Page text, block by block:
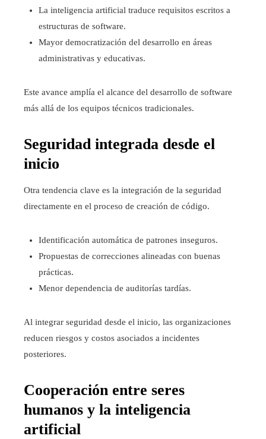
La inteligencia artificial traduce requisitos escritos a
estructuras de software.
Mayor democratización del desarrollo en áreas
administrativas y educativas.
Este avance amplía el alcance del desarrollo de software
más allá de los equipos técnicos tradicionales.
Seguridad integrada desde el
inicio
Otra tendencia clave es la integración de la seguridad
directamente en el proceso de creación de código.
Identificación automática de patrones inseguros.
Propuestas de correcciones alineadas con buenas
prácticas.
Menor dependencia de auditorías tardías.
Al integrar seguridad desde el inicio, las organizaciones
reducen riesgos y costos asociados a incidentes
posteriores.
Cooperación entre seres
humanos y la inteligencia
artificial